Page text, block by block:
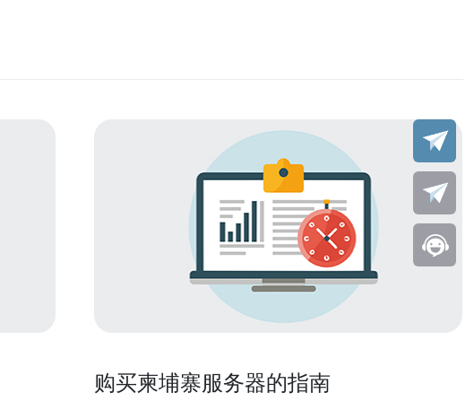
购买柬埔寨服务器的指南